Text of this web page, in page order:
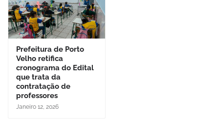
Prefeitura de Porto
Velho retifica
cronograma do Edital
que trata da
contratação de
professores
Janeiro 12, 2026